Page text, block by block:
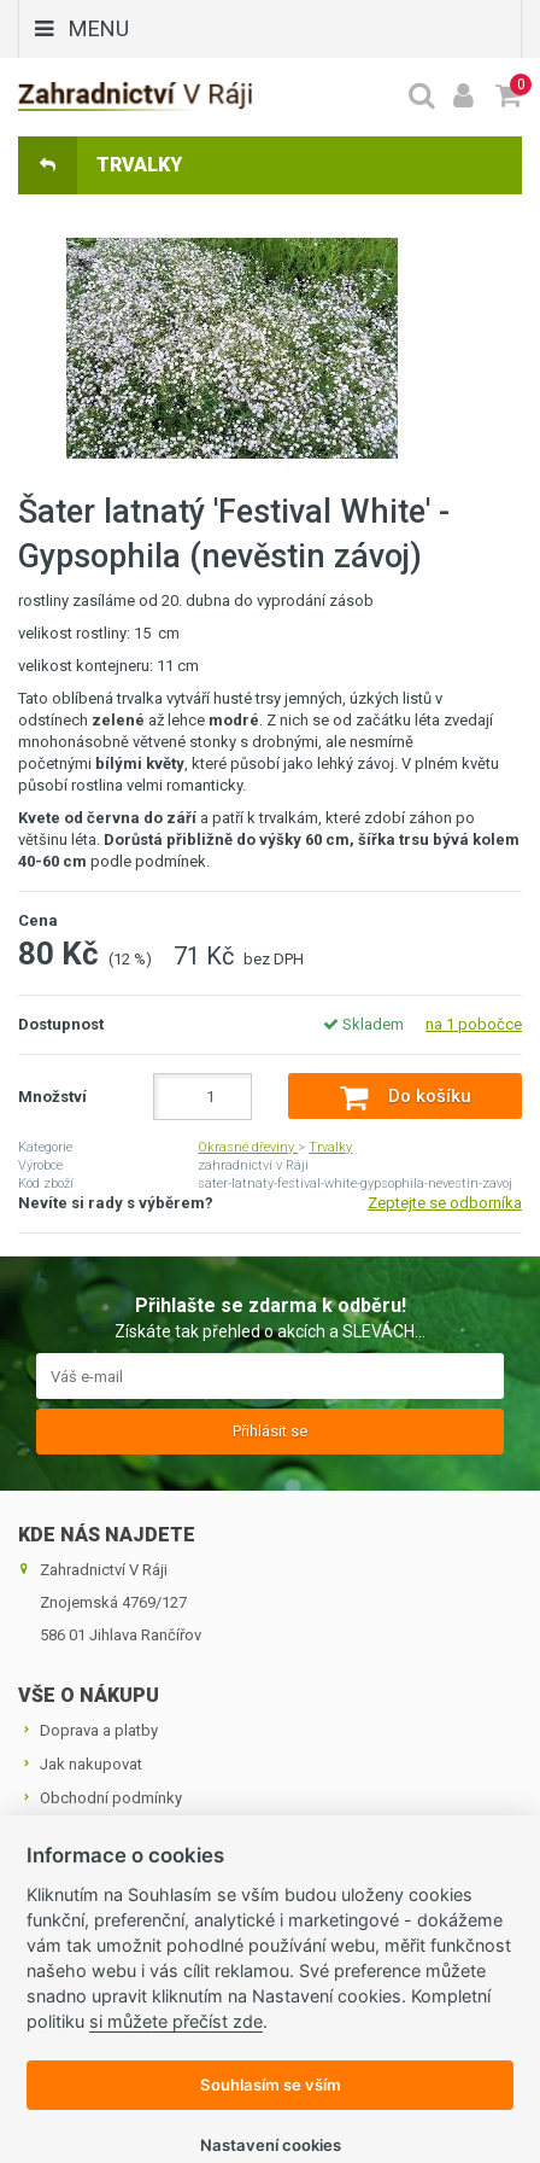
MENU
0
TRVALKY
Šater latnatý 'Festival White' -
Gypsophila (nevěstin závoj)
rostliny zasíláme od 20. dubna do vyprodání zásob
velikost rostliny: 15 cm
velikost kontejneru: 11 cm
Tato oblíbená trvalka vytváří husté trsy jemných, úzkých listů v
odstínech zelené až lehce modré. Z nich se od začátku léta zvedají
mnohonásobně větvené stonky s drobnými, ale nesmírně
početnými bílými květy, které působí jako lehký závoj. V plném květu
působí rostlina velmi romanticky.
Kvete od června do září a patří k trvalkám, které zdobí záhon po
většinu léta. Dorůstá přibližně do výšky 60 cm, šířka trsu bývá kolem
40-60 cm podle podmínek.
Cena
80 Kč (12 %) 71 Kč bez DPH
Dostupnost Skladem na 1 pobočce
Množství Do košíku
Kategorie Okrasné dřeviny >Trvalky
Výrobce
zahradnictví v Ráji
Kód zboží
sater-latnaty-festival-white-gypsophila-nevestin-zavoj
Nevíte si rady s výběrem? Zeptejte se odborníka
Přihlašte se zdarma k odběru!
Získáte tak přehled o akcích a SLEVÁCH...
Přihlásit se
KDE NÁS NAJDETE
Zahradnictví V Ráji
Znojemská 4769/127
586 01 Jihlava ­Rančířov
VŠE O NÁKUPU
Doprava a platby
Jak nakupovat
Obchodní podmínky
Ochrana osobních údajů
OZVĚTE SE NÁM
Tel.: +420 724 874 713
E-mail: zahradnictvivraji@seznam.cz
Všechny kontakty
Informace o cookies
Kliknutím na Souhlasím se vším budou uloženy cookies
funkční, preferenční, analytické i marketingové - dokážeme
vám tak umožnit pohodlné používání webu, měřit funkčnost
našeho webu i vás cílit reklamou. Své preference můžete
snadno upravit kliknutím na Nastavení cookies. Kompletní
politiku si můžete přečíst zde.
Souhlasím se vším
Nastavení cookies